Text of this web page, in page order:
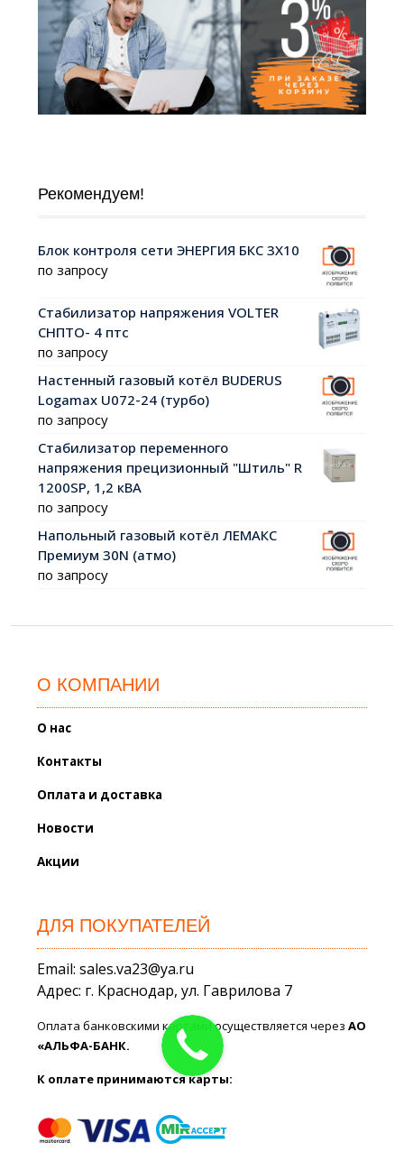
Рекомендуем!
Блок контроля сети ЭНЕРГИЯ БКС 3Х10
по запросу
Стабилизатор напряжения VOLTER
СНПТО- 4 птс
по запросу
Настенный газовый котёл BUDERUS
Logamax U072-24 (турбо)
по запросу
Стабилизатор переменного
напряжения прецизионный "Штиль" R
1200SР, 1,2 кВА
по запросу
Напольный газовый котёл ЛЕМАКС
Премиум 30N (атмо)
по запросу
О КОМПАНИИ
О нас
Контакты
Оплата и доставка
Новости
Акции
ДЛЯ ПОКУПАТЕЛЕЙ
Email: sales.va23@ya.ru
Адрес: г. Краснодар, ул. Гаврилова 7
Оплата банковскими картами осуществляется черезАО
«АЛЬФА-БАНК.
К оплате принимаются карты: